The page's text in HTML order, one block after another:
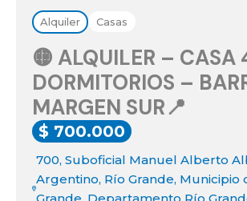
Alquiler Casas
🟡 ALQUILER – CASA
DORMITORIOS –
MARGEN SUR📍
$ 700.000
700, Suboficial Manuel Alberto
Argentino, Río Grande, Municipio
Grande, Departamento Río